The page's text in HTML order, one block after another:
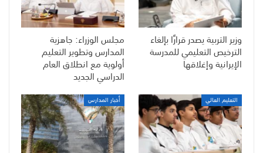
وزير التربية يصدر قرارًا بإلغاء
الترخيص التعليمي للمدرسة
الإيرانية وإغلاقها
مجلس الوزراء: جاهزية
المدارس وتطوير التعليم
أولوية مع انطلاق العام
الدراسي الجديد
التعليم العالي أخبار المدارس